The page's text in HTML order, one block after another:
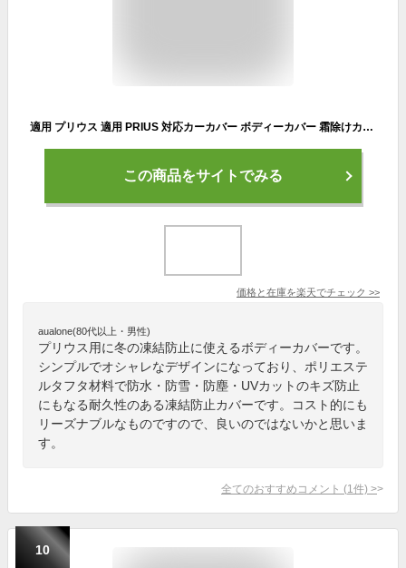
適用 プリウス 適用 PRIUS 対応カーカバー ボディーカバー 霜除けカバー 自動車防水防雪防塵防輻射紫外線蛍光反射黄砂ボディカバー 車 凍結防止シート 車
この商品をサイトでみる
価格と在庫を楽天でチェック >>
aualone(80代以上・男性)
プリウス用に冬の凍結防止に使えるボディーカバーです。
シンプルでオシャレなデザインになっており、ポリエステ
ルタフタ材料で防水・防雪・防塵・UVカットのキズ防止
にもなる耐久性のある凍結防止カバーです。コスト的にも
リーズナブルなものですので、良いのではないかと思いま
す。
全てのおすすめコメント (1 件) >
10